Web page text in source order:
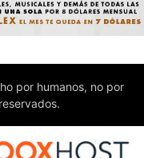
por humanos, no por